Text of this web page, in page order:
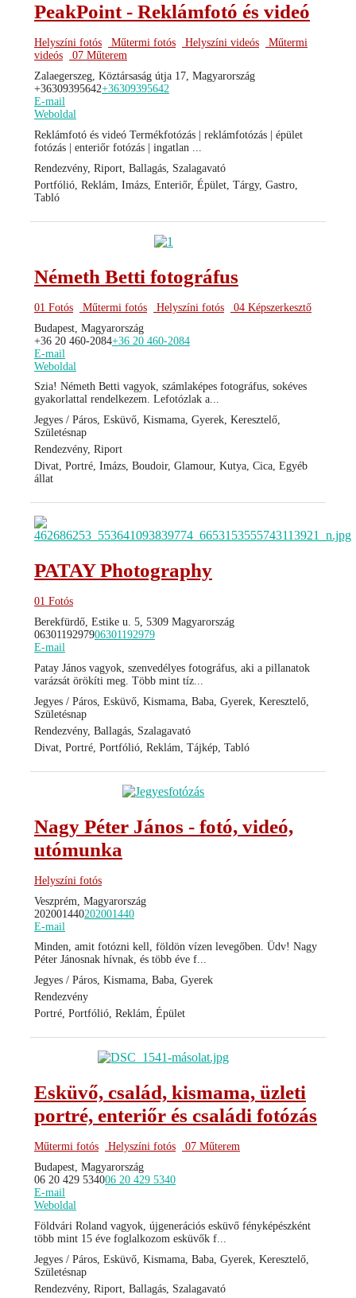
PeakPoint - Reklámfotó és videó
Helyszíni fotós Műtermi fotós Helyszíni videós
Műtermi
videós
07 Műterem
Zalaegerszeg, Köztársaság útja 17, Magyarország
+36309395642+36309395642
E-mail
Weboldal
Reklámfotó és videó Termékfotózás | reklámfotózás | épület
fotózás | enteriőr fotózás | ingatlan ...
Rendezvény, Riport, Ballagás, Szalagavató
Portfólió, Reklám, Imázs, Enteriőr, Épület, Tárgy, Gastro,
Tabló
Németh Betti fotográfus
01 Fotós Műtermi fotós Helyszíni fotós
04 Képszerkesztő
Budapest, Magyarország
+36 20 460-2084+36 20 460-2084
E-mail
Weboldal
Szia! Németh Betti vagyok, számlaképes fotográfus, sokéves
gyakorlattal rendelkezem. Lefotózlak a...
Jegyes / Páros, Esküvő, Kismama, Gyerek, Keresztelő,
Születésnap
Rendezvény, Riport
Divat, Portré, Imázs, Boudoir, Glamour, Kutya, Cica, Egyéb
állat
PATAY Photography
01 Fotós
Berekfürdő, Estike u. 5, 5309 Magyarország
0630119297906301192979
E-mail
Patay János vagyok, szenvedélyes fotográfus, aki a pillanatok
varázsát örökíti meg. Több mint tíz...
Jegyes / Páros, Esküvő, Kismama, Baba, Gyerek, Keresztelő,
Születésnap
Rendezvény, Ballagás, Szalagavató
Divat, Portré, Portfólió, Reklám, Tájkép, Tabló
Nagy Péter János - fotó, videó,
utómunka
Helyszíni fotós
Veszprém, Magyarország
202001440202001440
E-mail
Minden, amit fotózni kell, földön vízen levegőben. Üdv! Nagy
Péter Jánosnak hívnak, és több éve f...
Jegyes / Páros, Kismama, Baba, Gyerek
Rendezvény
Portré, Portfólió, Reklám, Épület
Esküvő, család, kismama, üzleti
portré, enteriőr és családi fotózás
Műtermi fotós Helyszíni fotós
07 Műterem
Budapest, Magyarország
06 20 429 534006 20 429 5340
E-mail
Weboldal
Földvári Roland vagyok, újgenerációs esküvő fényképészként
több mint 15 éve foglalkozom esküvők f...
Jegyes / Páros, Esküvő, Kismama, Baba, Gyerek, Keresztelő,
Születésnap
Rendezvény, Riport, Ballagás, Szalagavató